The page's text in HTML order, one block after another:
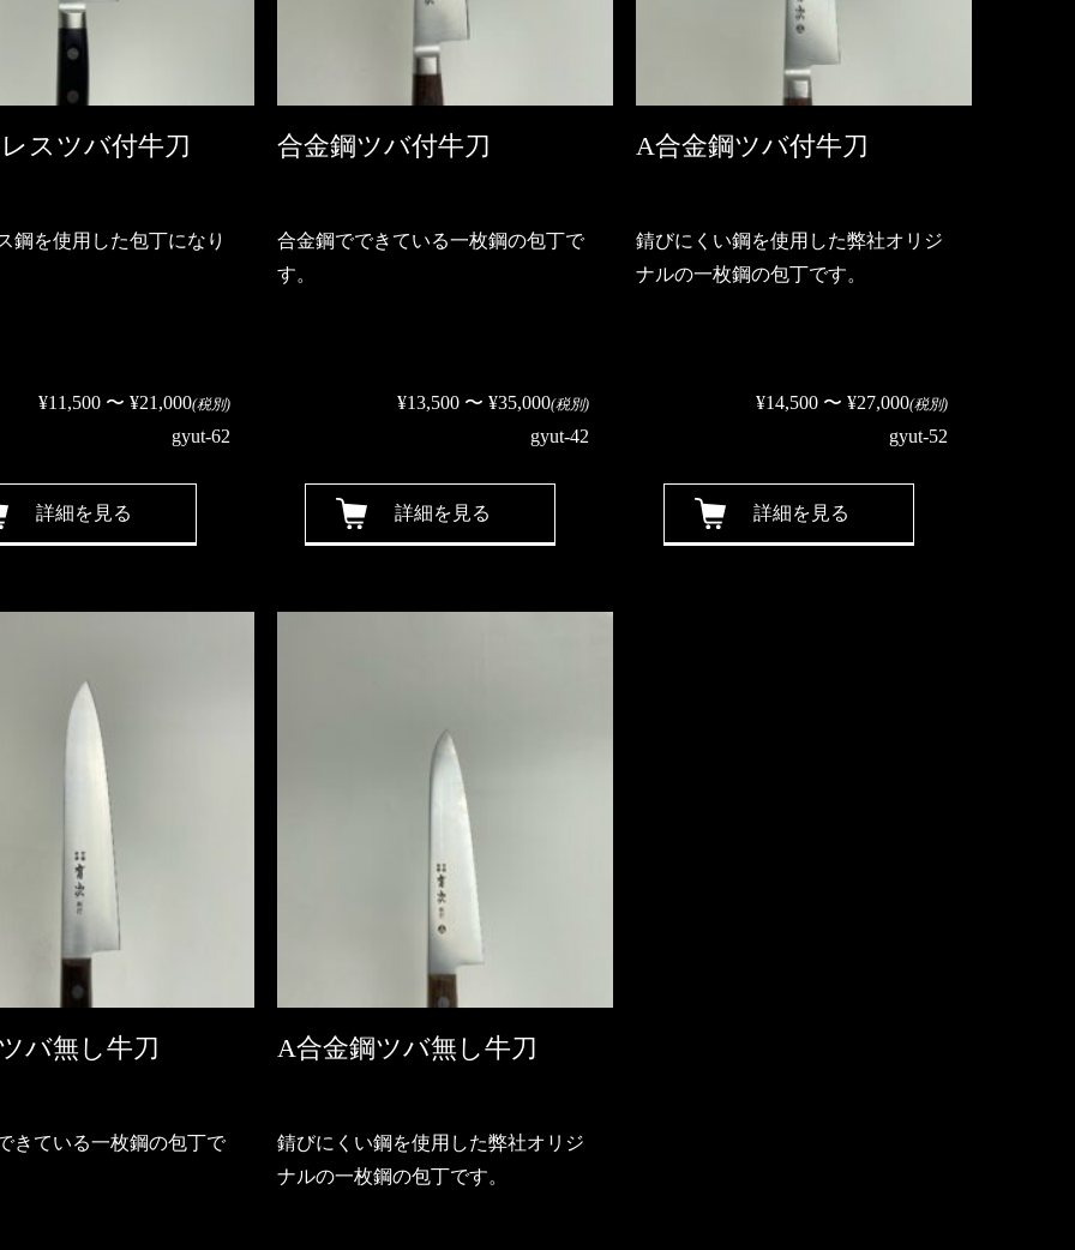
スツバ付牛刀
鋼を使用した包丁になり
¥11,500 〜 ¥21,000(税別)
gyut-62
詳細を見る
合金鋼ツバ付牛刀
合金鋼でできている一枚鋼の包丁で
す。
¥13,500 〜 ¥35,000(税別)
gyut-42
詳細を見る
A合金鋼ツバ付牛刀
錆びにくい鋼を使用した弊社オリジ
ナルの一枚鋼の包丁です。
¥14,500 〜 ¥27,000(税別)
gyut-52
詳細を見る
バ無し牛刀
きている一枚鋼の包丁で
A合金鋼ツバ無し牛刀
錆びにくい鋼を使用した弊社オリジ
ナルの一枚鋼の包丁です。